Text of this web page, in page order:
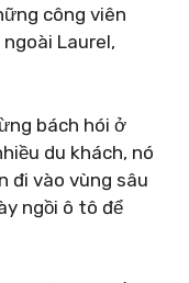
công viên
Laurel,
bách hói ở
du khách, nó
đi vào vùng sâu
ngồi ô tô để